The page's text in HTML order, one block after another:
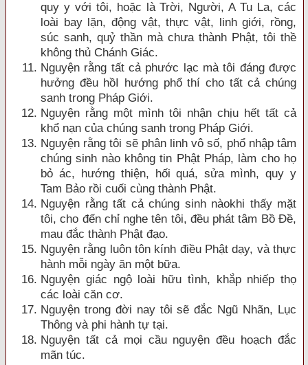
quy y với tôi, hoặc là Trời, Người, A Tu La, các
loài bay lặn, động vật, thực vật, linh giới, rồng,
súc sanh, quỷ thần mà chưa thành Phật, tôi thề
không thủ Chánh Giác.
Nguyện rằng tất cả phước lạc mà tôi đáng được
hưởng đều hồI hướng phổ thí cho tất cả chúng
sanh trong Pháp Giới.
Nguyện rằng một mình tôi nhận chịu hết tất cả
khổ nạn của chúng sanh trong Pháp Giới.
Nguyện rằng tôi sẽ phân linh vô số, phổ nhập tâm
chúng sinh nào không tin Phật Pháp, làm cho họ
bỏ ác, hướng thiện, hối quá, sửa mình, quy y
Tam Bảo rồi cuối cùng thành Phật.
Nguyện rằng tất cả chúng sinh nàokhi thấy mặt
tôi, cho đến chỉ nghe tên tôi, đều phát tâm Bồ Ðề,
mau đắc thành Phật đạo.
Nguyện rằng luôn tôn kính điều Phật dạy, vàthực
hành mỗi ngày ăn một bữa.
Nguyện giác ngộ loài hữu tình, khắp nhiếp thọ
các loài căn cơ.
Nguyện trong đời nay tôi sẽ đắc Ngũ Nhãn, Lục
Thông và phi hành tự tại.
Nguyện tất cả mọi cầu nguyện đều hoạch đắc
mãn túc.